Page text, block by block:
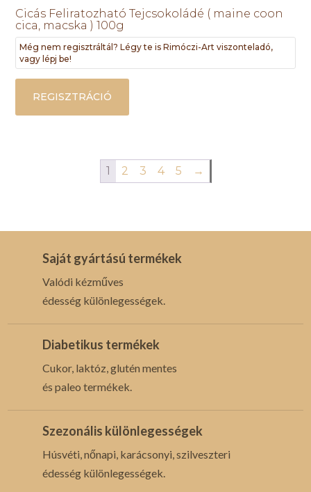
Cicás Feliratozható Tejcsokoládé ( maine coon
cica, macska ) 100g
Még nem regisztráltál? Légy te is Rimóczi-Art viszonteladó,
vagy lépj be!
REGISZTRÁCIÓ
1 2 3 4 5 →
Saját gyártású termékek
Valódi kézműves
édesség különlegességek.
Diabetikus termékek
Cukor, laktóz, glutén mentes
és paleo termékek.
Szezonális különlegességek
Húsvéti, nőnapi, karácsonyi, szilveszteri
édesség különlegességek.